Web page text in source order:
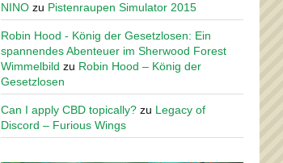
NINO zu Pistenraupen Simulator 2015
Robin Hood - König der Gesetzlosen: Ein
spannendes Abenteuer im Sherwood Forest
Wimmelbild zu Robin Hood – König der
Gesetzlosen
Can I apply CBD topically? zu Legacy of
Discord – Furious Wings